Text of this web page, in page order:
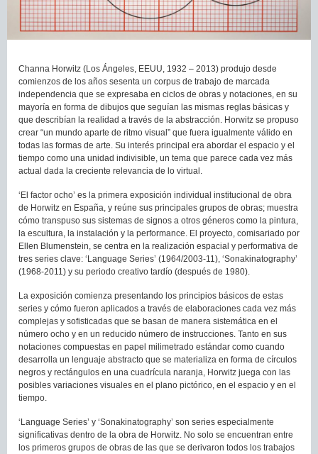
Channa Horwitz (Los Ángeles, EEUU, 1932 – 2013) produjo desde
comienzos de los años sesenta un corpus de trabajo de marcada
independencia que se expresaba en ciclos de obras y notaciones, en su
mayoría en forma de dibujos que seguían las mismas reglas básicas y
que describían la realidad a través de la abstracción. Horwitz se propuso
crear “un mundo aparte de ritmo visual” que fuera igualmente válido en
todas las formas de arte. Su interés principal era abordar el espacio y el
tiempo como una unidad indivisible, un tema que parece cada vez más
actual dada la creciente relevancia de lo virtual.
‘El factor ocho’ es la primera exposición individual institucional de obra
de Horwitz en España, y reúne sus principales grupos de obras; muestra
cómo transpuso sus sistemas de signos a otros géneros como la pintura,
la escultura, la instalación y la performance. El proyecto, comisariado por
Ellen Blumenstein, se centra en la realización espacial y performativa de
tres series clave: ‘Language Series’ (1964/2003-11), ‘Sonakinatography’
(1968-2011) y su periodo creativo tardío (después de 1980).
La exposición comienza presentando los principios básicos de estas
series y cómo fueron aplicados a través de elaboraciones cada vez más
complejas y sofisticadas que se basan de manera sistemática en el
número ocho y en un reducido número de instrucciones. Tanto en sus
notaciones compuestas en papel milimetrado estándar como cuando
desarrolla un lenguaje abstracto que se materializa en forma de círculos
negros y rectángulos en una cuadrícula naranja, Horwitz juega con las
posibles variaciones visuales en el plano pictórico, en el espacio y en el
tiempo.
‘Language Series’ y ‘Sonakinatography’ son series especialmente
significativas dentro de la obra de Horwitz. No solo se encuentran entre
los primeros grupos de obras de las que se derivaron todos los trabajos